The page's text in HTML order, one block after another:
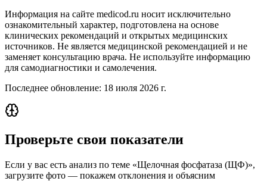
Информация на сайте medicod.ru носит исключительно
ознакомительный характер, подготовлена на основе
клинических рекомендаций и открытых медицинских
источников. Не является медицинской рекомендацией и не
заменяет консультацию врача. Не используйте информацию
для самодиагностики и самолечения.
Последнее обновление: 18 июля 2026 г.
Проверьте свои показатели
Если у вас есть анализ по теме «Щелочная фосфатаза (ЩФ)»,
загрузите фото — покажем отклонения и объясним